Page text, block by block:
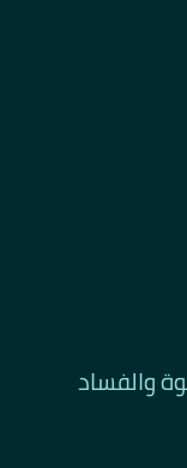
والفساد